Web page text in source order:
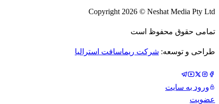
Copyright 2026 © Neshat Media Pty Ltd
تمامی حقوق محفوظ است
طراحی و توسعه: شرکت ریماسافت استرالیا
ورود به سایت
عضویت